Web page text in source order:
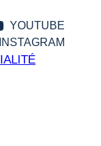
YOUTUBE
INSTAGRAM